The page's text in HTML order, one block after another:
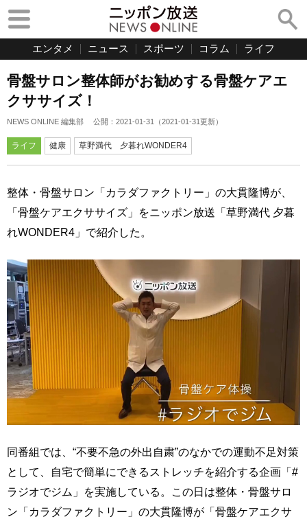
エンタメ ニュース スポーツ コラム ライフ
骨盤サロン整体師がお勧めする骨盤ケアエ
クササイズ！
NEWS ONLINE 編集部 公開： 2021-01-31 （2021-01-31更新）
ライフ 健康 草野満代 夕暮れWONDER4
整体・骨盤サロン「カラダファクトリー」の大貫隆博が、
「骨盤ケアエクササイズ」をニッポン放送「草野満代 夕暮
れWONDER4」で紹介した。
同番組では、“不要不急の外出自粛”のなかでの運動不足対策
として、自宅で簡単にできるストレッチを紹介する企画「#
ラジオでジム」を実施している。この日は整体・骨盤サロ
ン「カラダファクトリー」の大貫隆博が「骨盤ケアエクサ